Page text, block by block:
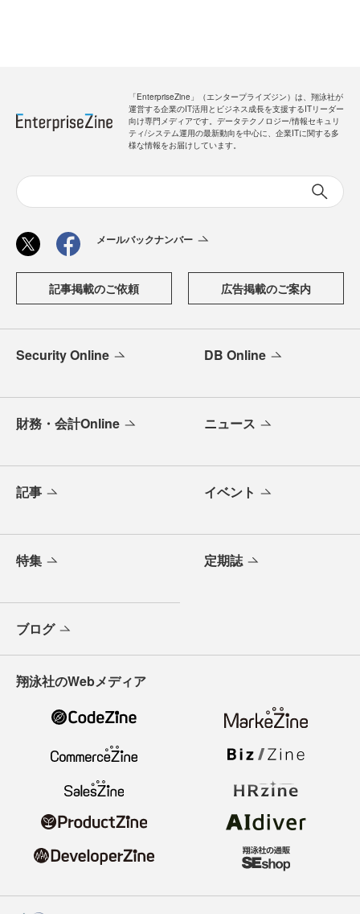
「EnterpriseZine」（エンタープライズジン）は、翔泳社が
運営する企業のIT活用とビジネス成長を支援するITリーダー
向け専門メディアです。データテクノロジー/情報セキュリ
ティ/システム運用の最新動向を中心に、企業ITに関する多
様な情報をお届けしています。
メールバックナンバー
記事掲載のご依頼 広告掲載のご案内
Security Online DB Online
財務・会計Online ニュース
記事 イベント
特集 定期誌
ブログ
翔泳社のWebメディア